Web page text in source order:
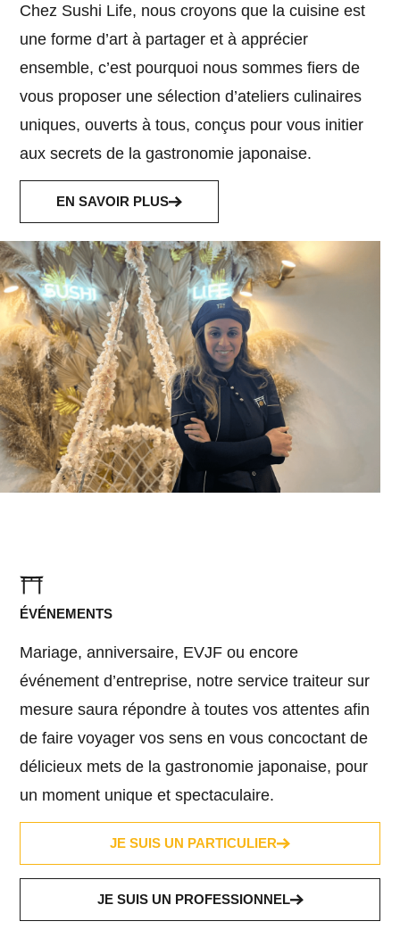
Chez Sushi Life, nous croyons que la cuisine est
une forme d’art à partager et à apprécier
ensemble, c’est pourquoi nous sommes fiers de
vous proposer une sélection d’ateliers culinaires
uniques, ouverts à tous, conçus pour vous initier
aux secrets de la gastronomie japonaise.
EN SAVOIR PLUS
ÉVÉNEMENTS
Mariage, anniversaire, EVJF ou encore
événement d’entreprise, notre service traiteur sur
mesure saura répondre à toutes vos attentes afin
de faire voyager vos sens en vous concoctant de
délicieux mets de la gastronomie japonaise, pour
un moment unique et spectaculaire.
JE SUIS UN PARTICULIER
JE SUIS UN PROFESSIONNEL